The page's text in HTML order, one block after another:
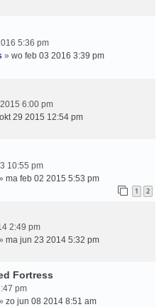
5:36 pm
» wo feb 03 2016 3:39 pm
6:00 pm
29 2015 12:54 pm
10:55 pm
ma feb 02 2015 5:53 pm
1 2
2:49 pm
ma jun 23 2014 5:32 pm
Fortress
pm
zo jun 08 2014 8:51 am